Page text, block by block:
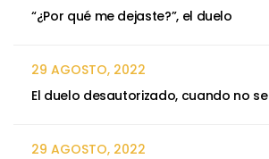
“¿Por qué me dejaste?”, el duelo
29 AGOSTO, 2022
El duelo desautorizado, cuando no se
29 AGOSTO, 2022